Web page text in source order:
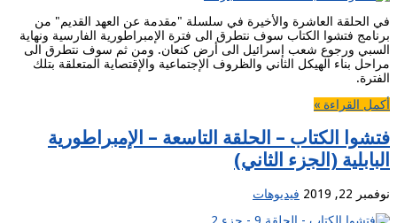
في الحلقة العاشرة والأخيرة في سلسلة "مقدمة عن العهد القديم" من
برنامج فتشوا الكتاب سوف نتطرق الى فترة الإمبراطورية الفارسية ونهاية
السبي ورجوع شعب إسرائيل الى أرض كنعان. ومن ثم سوف نتطرق الى
مراحل بناء الهيكل الثاني والظروف الإجتماعية والإقتصاية المتعلقة بتلك
الفترة.
أكمل القراءة »
فتشوا الكتاب – الحلقة التاسعة – الإمبراطورية
البابلية (الجزء الثاني)
نوفمبر 22, 2019 فيديوهات